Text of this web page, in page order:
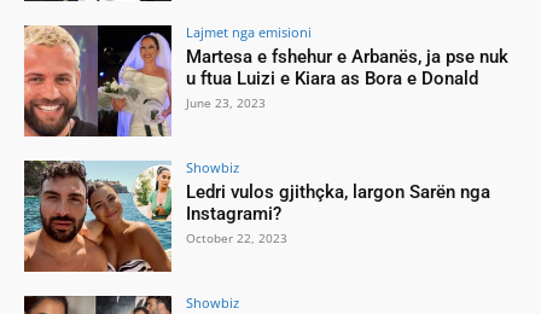
Lajmet nga emisioni
Martesa e fshehur e Arbanës, ja pse nuk
u ftua Luizi e Kiara as Bora e Donald
June 23, 2023
Showbiz
Ledri vulos gjithçka, largon Sarën nga
Instagrami?
October 22, 2023
Showbiz